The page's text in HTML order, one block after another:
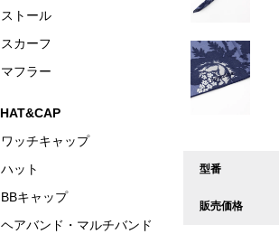
型番
販売価格
ストール
スカーフ
マフラー
HAT&CAP
ワッチキャップ
ハット
BBキャップ
ヘアバンド・マルチバンド